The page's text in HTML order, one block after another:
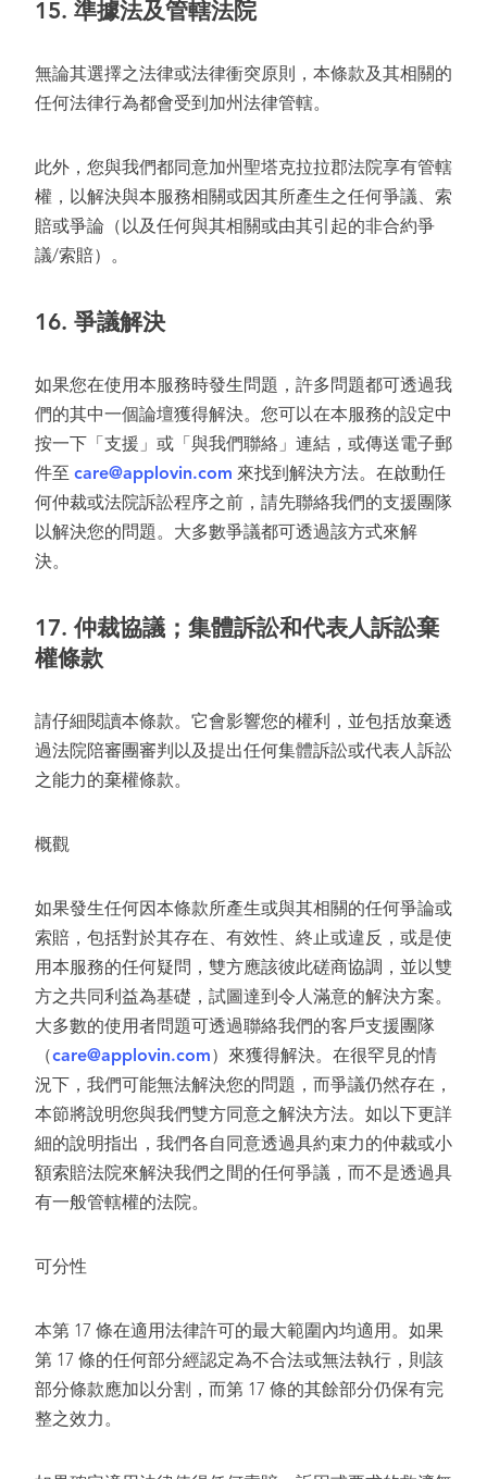
15. 準據法及管轄法院
無論其選擇之法律或法律衝突原則，本條款及其相關的
任何法律行為都會受到加州法律管轄。
此外，您與我們都同意加州聖塔克拉拉郡法院享有管轄
權，以解決與本服務相關或因其所產生之任何爭議、索
賠或爭論（以及任何與其相關或由其引起的非合約爭
議/索賠）。
16. 爭議解決
如果您在使用本服務時發生問題，許多問題都可透過我
們的其中一個論壇獲得解決。您可以在本服務的設定中
按一下「支援」或「與我們聯絡」連結，或傳送電子郵
件至 care@applovin.com 來找到解決方法。在啟動任
何仲裁或法院訴訟程序之前，請先聯絡我們的支援團隊
以解決您的問題。大多數爭議都可透過該方式來解
決。
17. 仲裁協議；集體訴訟和代表人訴訟棄
權條款
請仔細閱讀本條款。它會影響您的權利，並包括放棄透
過法院陪審團審判以及提出任何集體訴訟或代表人訴訟
之能力的棄權條款。
概觀
如果發生任何因本條款所產生或與其相關的任何爭論或
索賠，包括對於其存在、有效性、終止或違反，或是使
用本服務的任何疑問，雙方應該彼此磋商協調，並以雙
方之共同利益為基礎，試圖達到令人滿意的解決方案。
大多數的使用者問題可透過聯絡我們的客戶支援團隊
（care@applovin.com ）來獲得解決。在很罕見的情
況下，我們可能無法解決您的問題，而爭議仍然存在，
本節將說明您與我們雙方同意之解決方法。如以下更詳
細的說明指出，我們各自同意透過具約束力的仲裁或小
額索賠法院來解決我們之間的任何爭議，而不是透過具
有一般管轄權的法院。
可分性
本第 17 條在適用法律許可的最大範圍內均適用。如果
第 17 條的任何部分經認定為不合法或無法執行，則該
部分條款應加以分割，而第 17 條的其餘部分仍保有完
整之效力。